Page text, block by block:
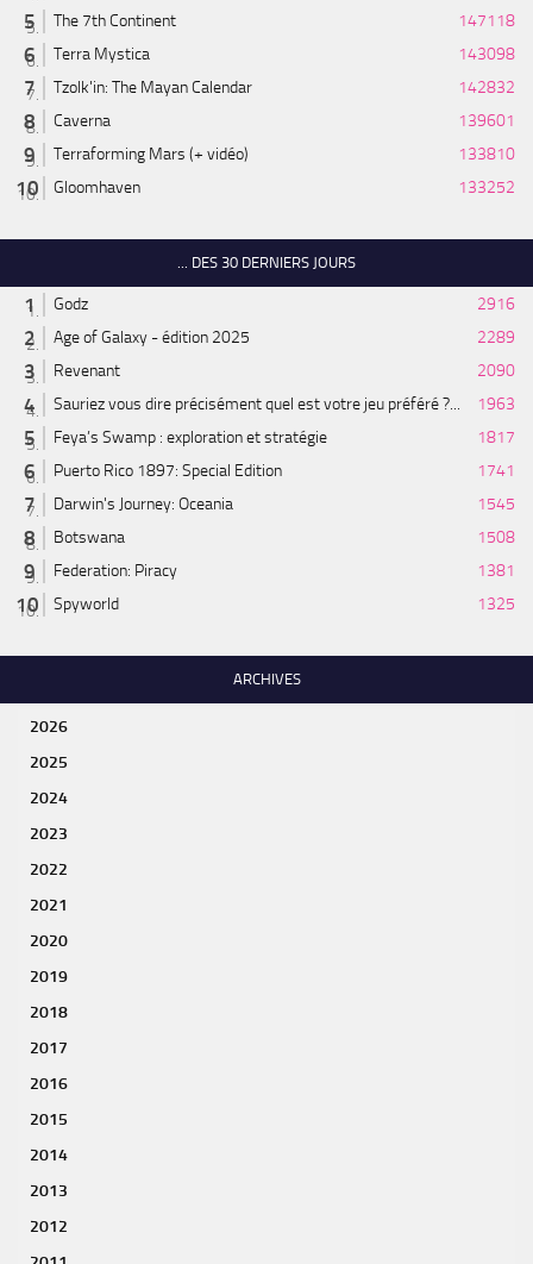
The 7th Continent
147118
Terra Mystica
143098
Tzolk'in: The Mayan Calendar
142832
Caverna
139601
Terraforming Mars (+ vidéo)
133810
Gloomhaven
133252
... DES 30 DERNIERS JOURS
Godz
2916
Age of Galaxy - édition 2025
2289
Revenant
2090
Sauriez vous dire précisément quel est votre jeu préféré ?...
1963
Feya’s Swamp : exploration et stratégie
1817
Puerto Rico 1897: Special Edition
1741
Darwin's Journey: Oceania
1545
Botswana
1508
Federation: Piracy
1381
Spyworld
1325
ARCHIVES
2026
2025
2024
2023
2022
2021
2020
2019
2018
2017
2016
2015
2014
2013
2012